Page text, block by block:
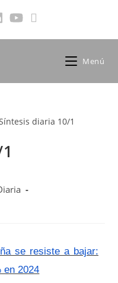
Menú
se resiste a bajar:
en 2024